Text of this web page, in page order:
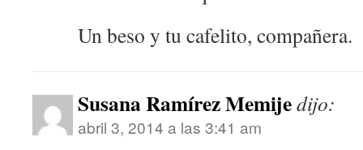
Un beso y tu cafelito, compañera.
Susana Ramírez Memijedijo:
abril 3, 2014 a las 3:41 am